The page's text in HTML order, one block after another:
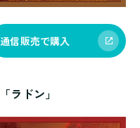
通信販売で購入
「ラドン」